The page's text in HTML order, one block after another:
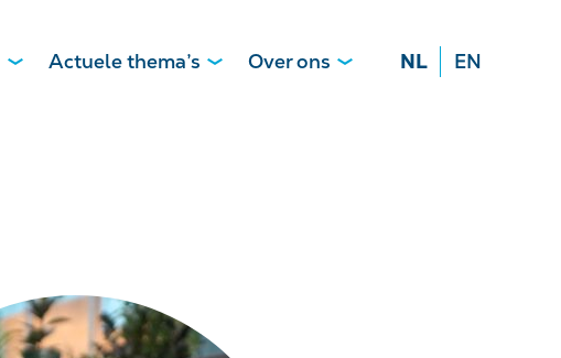
Actuele thema’s Over ons NL EN